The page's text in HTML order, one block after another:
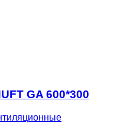
GA 600*300